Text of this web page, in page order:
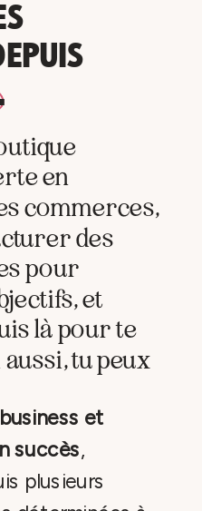
en
commerces,
des
pour
et
là pour te
tu peux
et
succès,
plusieurs